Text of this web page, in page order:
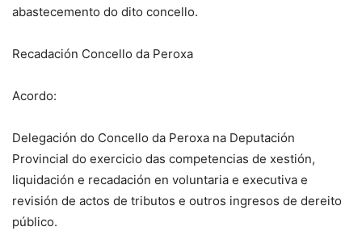
abastecemento do dito concello.
Recadación Concello da Peroxa
Acordo:
Delegación do Concello da Peroxa na Deputación
Provincial do exercicio das competencias de xestión,
liquidación e recadación en voluntaria e executiva e
revisión de actos de tributos e outros ingresos de dereito
público.